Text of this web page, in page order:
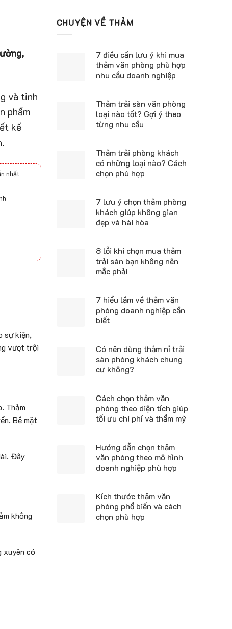
và tinh
phẩm
kế
nhất
sự kiện,
vượt trội
Thảm
Bề mặt
Đây
không
xuyên có
CHUYỆN VỀ THẢM
7 điều cần lưu ý khi mua
thảm văn phòng phù hợp
nhu cầu doanh nghiệp
Thảm trải sàn văn phòng
loại nào tốt? Gợi ý theo
từng nhu cầu
Thảm trải phòng khách
có những loại nào? Cách
chọn phù hợp
7 lưu ý chọn thảm phòng
khách giúp không gian
đẹp và hài hòa
8 lỗi khi chọn mua thảm
trải sàn bạn không nên
mắc phải
7 hiểu lầm về thảm văn
phòng doanh nghiệp cần
biết
Có nên dùng thảm nỉ trải
sàn phòng khách chung
cư không?
Cách chọn thảm văn
phòng theo diện tích giúp
tối ưu chi phí và thẩm mỹ
Hướng dẫn chọn thảm
văn phòng theo mô hình
doanh nghiệp phù hợp
Kích thước thảm văn
phòng phổ biến và cách
chọn phù hợp